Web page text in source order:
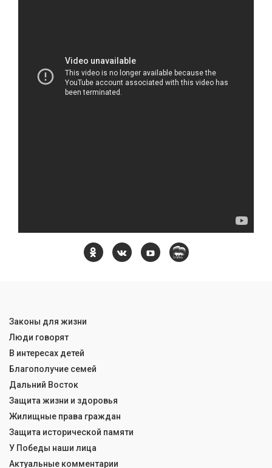
Законы для жизни
Люди говорят
В интересах детей
Благополучие семей
Дальний Восток
Защита жизни и здоровья
Жилищные права граждан
Защита исторической памяти
У Победы наши лица
Актуальные комментарии